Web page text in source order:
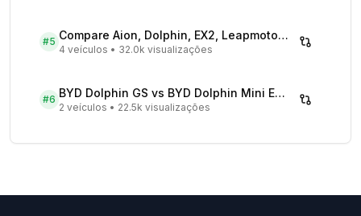
#5 Compare Aion, Dolphin, EX2, Leapmotor 2026 | Veículos Elétricos
4 veículos • 32.0k visualizações
#6 BYD Dolphin GS vs BYD Dolphin Mini EV - Comparativo Completo
2 veículos • 22.5k visualizações